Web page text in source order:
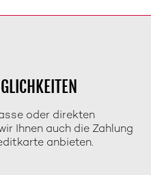
oder direkten
Ihnen auch die Zahlung
anbieten.